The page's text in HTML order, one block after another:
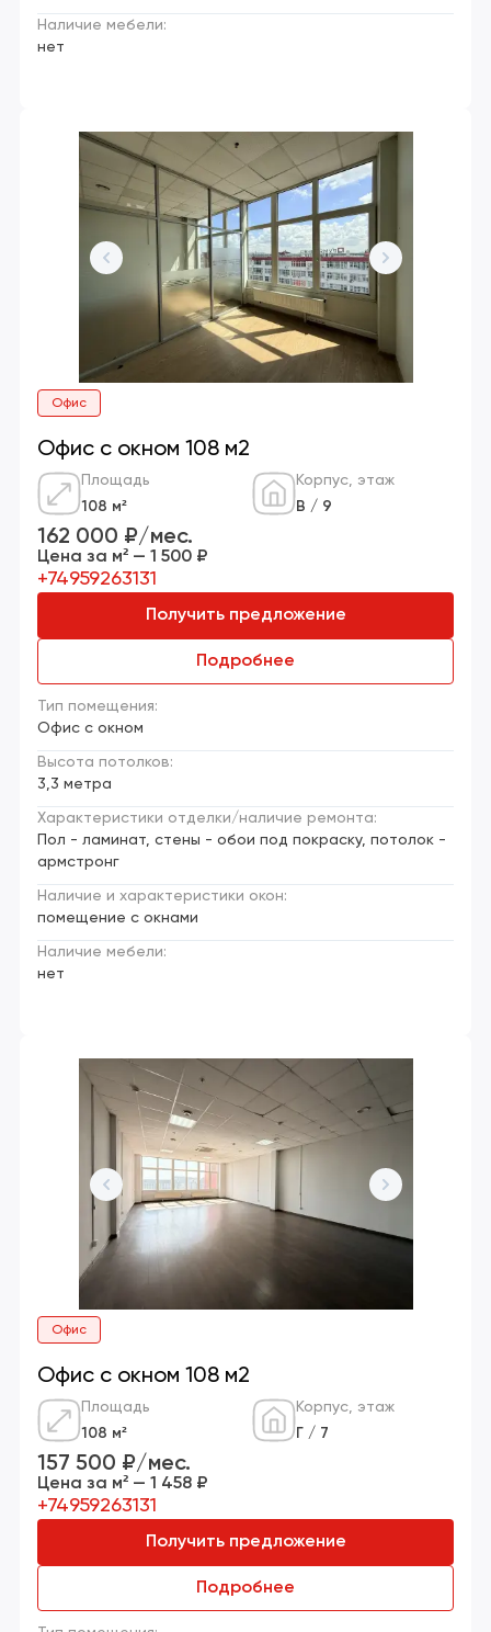
Наличие мебели:
нет
Офис
Офис с окном 108 м2
Площадь
108 м²
Корпус, этаж
В / 9
Тип помещения:
Офис с окном
Высота потолков:
3,3 метра
Характеристики отделки/наличие ремонта:
Пол - ламинат, стены - обои под покраску, потолок -
армстронг
Наличие и характеристики окон:
помещение с окнами
Наличие мебели:
нет
162 000 ₽/мес.
Цена за м² — 1 500 ₽
+74959263131
Получить предложение
Подробнее
Офис
Офис с окном 108 м2
Площадь
108 м²
Корпус, этаж
Г / 7
157 500 ₽/мес.
Цена за м² — 1 458 ₽
+74959263131
Получить предложение
Подробнее